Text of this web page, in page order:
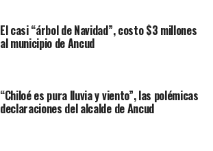
El casi “árbol de Navidad”, costo $3 millones
al municipio de Ancud
“Chiloé es pura lluvia y viento”, las polémicas
declaraciones del alcalde de Ancud